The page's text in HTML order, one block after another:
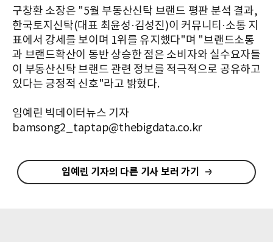
구창환 소장은 "5월 부동산신탁 브랜드 평판 분석 결과,
한국토지신탁(대표 최윤성·김성진)이 커뮤니티·소통 지
표에서 강세를 보이며 1위를 유지했다"며 "브랜드소통
과 브랜드확산이 동반 상승한 점은 소비자와 실수요자들
이 부동산신탁 브랜드 관련 정보를 적극적으로 공유하고
있다는 긍정적 신호"라고 밝혔다.
임예린 빅데이터뉴스 기자
bamsong2_taptap@thebigdata.co.kr
임예린 기자의 다른 기사 보러 가기